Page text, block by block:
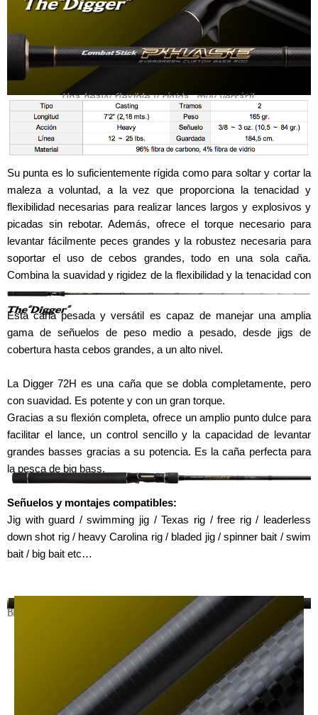
Una heavy flexible y rígida, muy versátil.
Su punta es lo suficientemente rígida como para soltar y cortar la
maleza a voluntad, a la vez que proporciona la tenacidad y
flexibilidad necesarias para realizar lances largos y explosivos y
picadas sin rebotar. Además, ofrece el torque necesario para
levantar fácilmente peces grandes y la robustez necesaria para
soportar el uso de cebos grandes, todo en una sola caña.
Combina la suavidad y rigidez de la flexibilidad y la tenacidad con
la dureza y la resistencia.
Esta caña pesada y versátil es capaz de manejar una amplia
gama de señuelos de peso medio a pesado, desde jigs de
cobertura hasta cebos grandes, a un alto nivel.
La Digger 72H es una caña que se dobla completamente, pero
con suavidad. Es potente y con un gran torque.
Gracias a su flexión completa, ofrece un amplio punto dulce para
facilitar el lance, un control sencillo y la capacidad de levantar
grandes basses gracias a su potencia. Es la caña perfecta para
la pesca de big bass.
Señuelos y montajes compatibles:
Jig with guard / swimming jig / Texas rig / free rig / leaderless
down shot rig / heavy Carolina rig / bladed jig / spinner bait / swim
bait / big bait etc…
BLANK